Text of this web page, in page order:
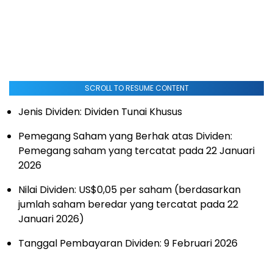
SCROLL TO RESUME CONTENT
Jenis Dividen: Dividen Tunai Khusus
Pemegang Saham yang Berhak atas Dividen:
Pemegang saham yang tercatat pada 22 Januari
2026
Nilai Dividen: US$0,05 per saham (berdasarkan
jumlah saham beredar yang tercatat pada 22
Januari 2026)
Tanggal Pembayaran Dividen: 9 Februari 2026